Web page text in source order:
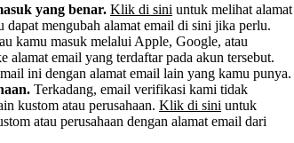
yang benar. Klik di sini untuk melihat alamat
mengubah alamat email di sini jika perlu.
kamu masuk melalui Apple, Google, atau
alamat email yang terdaftar pada akun tersebut.
ini dengan alamat email lain yang kamu punya.
Terkadang, email verifikasi kami tidak
kustom atau perusahaan. Klik di sini untuk
atau perusahaan dengan alamat email dari